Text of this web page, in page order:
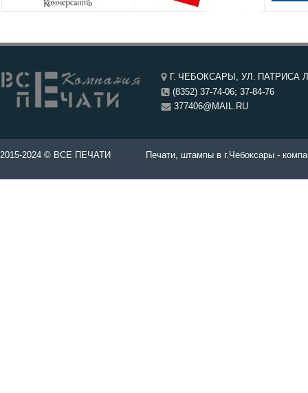
Г. ЧЕБОКСАРЫ, УЛ. ПАТРИСА
(8352) 37-74-06; 37-84-76
377406@MAIL.RU
в Чебоксары. Печати, штампы в г.Чебоксары -
2015-2024 © ВСЕ ПЕЧАТИ